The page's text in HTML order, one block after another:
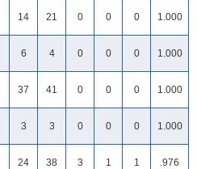
14 21 0 0 0 1.000
6 4 0 0 0 1.000
37 41 0 0 0 1.000
3 3 0 0 0 1.000
24 38 3 1 1 .976